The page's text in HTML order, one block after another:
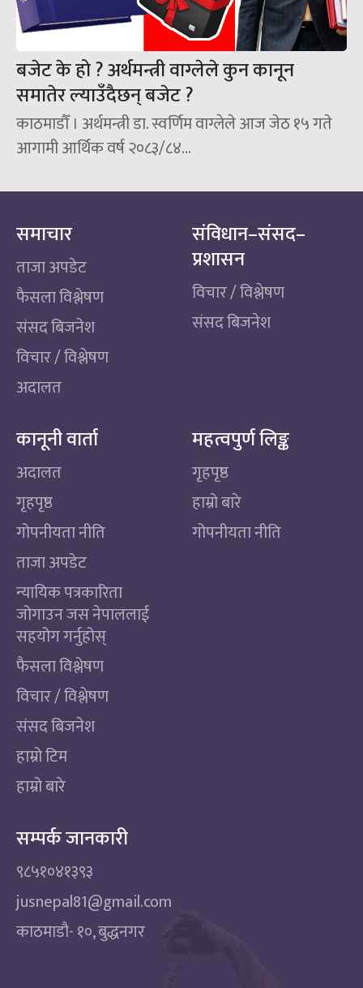
बजेट के हो ? अर्थमन्त्री वाग्लेले कुन कानून
समातेर ल्याउँदैछन्‌ बजेट ?
काठमाडौँ । अर्थमन्त्री डा. स्वर्णिम वाग्लेले आज जेठ १५ गते
आगामी आर्थिक वर्ष २०८३/८४...
समाचार
ताजा अपडेट
फैसला विश्लेषण
संसद बिजनेश
विचार / विश्लेषण
अदालत
संविधान–संसद–
प्रशासन
विचार / विश्लेषण
संसद बिजनेश
कानूनी वार्ता
अदालत
गृहपृष्ठ
गोपनीयता नीति
ताजा अपडेट
न्यायिक पत्रकारिता
जोगाउन जस नेपाललाई
सहयोग गर्नुहोस्
फैसला विश्लेषण
विचार / विश्लेषण
संसद बिजनेश
हाम्रो टिम
हाम्रो बारे
महत्वपुर्ण लिङ्क
गृहपृष्ठ
हाम्रो बारे
गोपनीयता नीति
सम्पर्क जानकारी
९८५१०४१३९३
jusnepal81@gmail.com
काठमाडाै‌- १०, बुद्धनगर